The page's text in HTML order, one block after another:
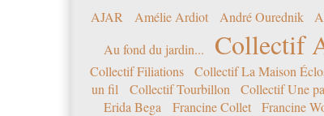
AJAR Amélie Ardiot André Ourednik
Au fond du jardin...
Collectif
Collectif Filiations
Collectif La Maison
un fil
Collectif Tourbillon Collectif Une
Erida Bega
Francine Collet Francine